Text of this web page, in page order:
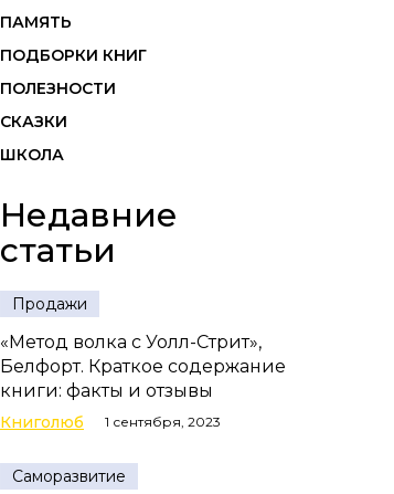
ПАМЯТЬ
ПОДБОРКИ КНИГ
ПОЛЕЗНОСТИ
СКАЗКИ
ШКОЛА
Недавние
статьи
Продажи
«Метод волка с Уолл-Стрит»,
Белфорт. Краткое содержание
книги: факты и отзывы
Книголюб 1 сентября, 2023
Саморазвитие